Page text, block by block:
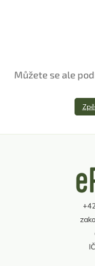
Můžete se ale